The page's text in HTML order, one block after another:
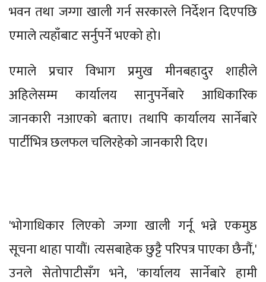
भवन तथा जग्गा खाली गर्न सरकारले निर्देशन दिएपछि
एमाले त्यहाँबाट सर्नुपर्ने भएको हो।
एमाले प्रचार विभाग प्रमुख मीनबहादुर शाहीले
अहिलेसम्म कार्यालय सानुपर्नेबारे आधिकारिक
जानकारी नआएको बताए। तथापि कार्यालय सार्नेबारे
पार्टीभित्र छलफल चलिरहेको जानकारी दिए।
'भोगाधिकार लिएको जग्गा खाली गर्नू भन्ने एकमुष्ठ
सूचना थाहा पायौं। त्यसबाहेक छुट्टै परिपत्र पाएका छैनौं,'
उनले सेतोपाटीसँग भने, 'कार्यालय सार्नेबारे हामी